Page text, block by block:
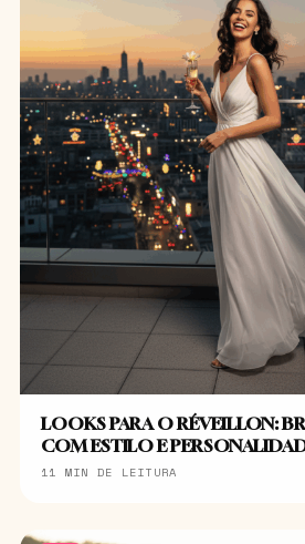
LOOKS PARA O RÉVEILLON:
COM ESTILO E
11 MIN DE LEITURA